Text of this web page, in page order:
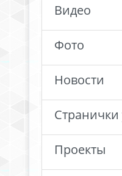
Видео
Фото
Новости
Странички
Проекты